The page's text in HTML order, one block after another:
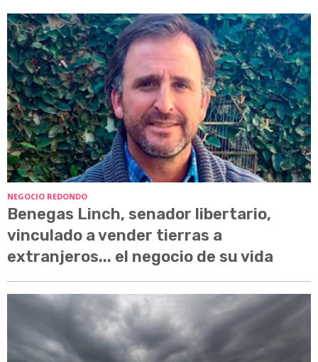
NEGOCIO REDONDO
Benegas Linch, senador libertario,
vinculado a vender tierras a
extranjeros... el negocio de su vida